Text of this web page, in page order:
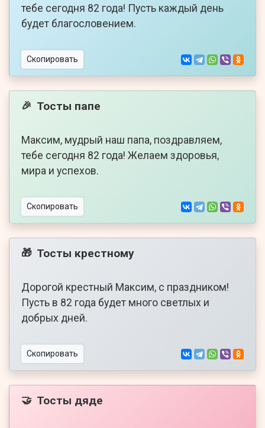
тебе сегодня 82 года! Пусть каждый день
будет благословением.
Скопировать
🎉 Тосты папе
Максим, мудрый наш папа, поздравляем,
тебе сегодня 82 года! Желаем здоровья,
мира и успехов.
Скопировать
🎁 Тосты крестному
Дорогой крестный Максим, с праздником!
Пусть в 82 года будет много светлых и
добрых дней.
Скопировать
🤝 Тосты дяде